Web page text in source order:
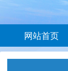
网站首页